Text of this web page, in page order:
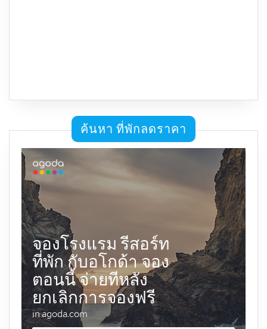
ค้นหา ที่พักลดราคา